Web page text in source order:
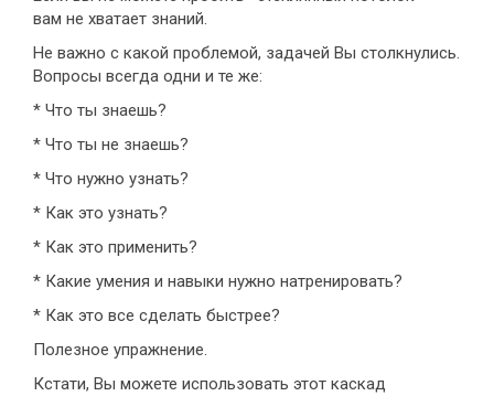
вам не хватает знаний.
Не важно с какой проблемой, задачей Вы столкнулись.
Вопросы всегда одни и те же:
* Что ты знаешь?
* Что ты не знаешь?
* Что нужно узнать?
* Как это узнать?
* Как это применить?
* Какие умения и навыки нужно натренировать?
* Как это все сделать быстрее?
Полезное упражнение.
Кстати, Вы можете использовать этот каскад